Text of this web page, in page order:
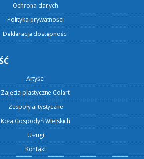
Ochrona danych
Polityka prywatności
Deklaracja dostępności
Artyści
Zajęcia plastyczne Colart
Zespoły artystyczne
Koła Gospodyń Wiejskich
Usługi
Kontakt